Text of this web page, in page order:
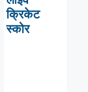
क्रिकेट
स्कोर